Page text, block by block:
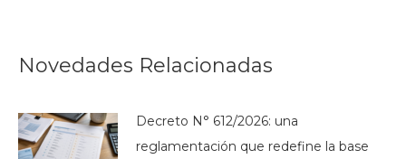
Novedades Relacionadas
Decreto N° 612/2026: una
reglamentación que redefine la base